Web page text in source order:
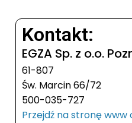
Kontakt:
EGZA Sp. z o.o.
61-807
Św. Marcin 66/72
500-035-727
Przejdź na stronę www